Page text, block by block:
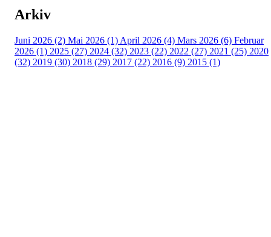
Arkiv
Juni 2026 (2) Mai 2026 (1) April 2026 (4) Mars 2026 (6) Februar
2026 (1) 2025 (27) 2024 (32) 2023 (22) 2022 (27) 2021 (25) 2020
(32) 2019 (30) 2018 (29) 2017 (22) 2016 (9) 2015 (1)